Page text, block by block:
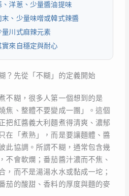
洋蔥、少量醬油提味
、少量味噌或韓式辣醬
川式麻辣元素
來自穩定與耐心
？先從「不糊」的定義開始
不糊，很多人第一個想到的是
焦、整體不要變成一團」。這個
把紅醬義大利麵煮得清爽、濃郁
在「煮熟」，而是要讓麵體、醬
此協調。所謂不糊，通常包含幾
不會軟爛；番茄醬汁濃而不焦、
，而不是湯湯水水或黏成一坨；
茄的酸甜、香料的厚度與麵的麥